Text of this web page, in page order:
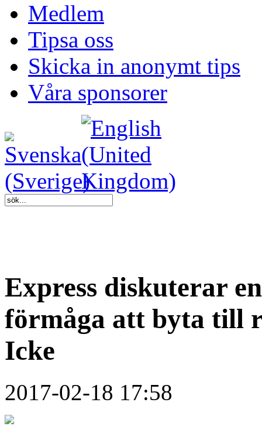
Medlem
Tipsa oss
Skicka in anonymt tips
Våra sponsorer
Express diskuterar
förmåga att byta till
Icke
2017-02-18 17:58